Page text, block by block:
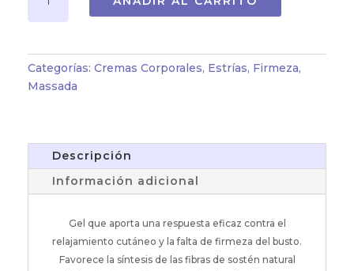
Beauty
Firming
cantidad
Categorías: Cremas Corporales, Estrías, Firmeza,
Massada
Descripción
Información adicional
Gel que aporta una respuesta eficaz contra el
relajamiento cutáneo y la falta de firmeza del busto.
Favorece la síntesis de las fibras de sostén natural